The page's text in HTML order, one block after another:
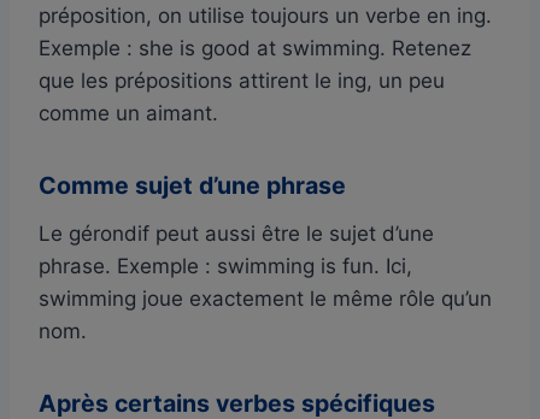
préposition, on utilise toujours un verbe en ing.
Exemple : she is good at swimming. Retenez
que les prépositions attirent le ing, un peu
comme un aimant.
Comme sujet d’une phrase
Le gérondif peut aussi être le sujet d’une
phrase. Exemple : swimming is fun. Ici,
swimming joue exactement le même rôle qu’un
nom.
Après certains verbes spécifiques